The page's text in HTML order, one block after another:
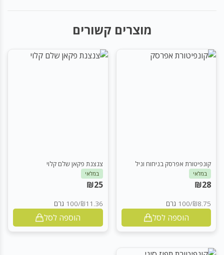
מוצרים קשורים
קונפיטורת אפרסק בניחוח וניל
במלאי
₪28
₪8.75
/100 גרם
הוספה לסל
צנצנת פקאן שלם קלוי
במלאי
₪25
₪11.36
/100 גרם
הוספה לסל